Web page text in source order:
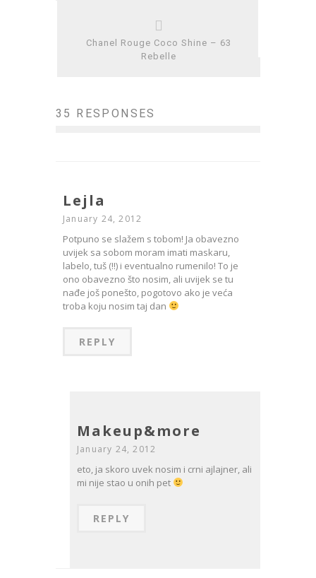
Chanel Rouge Coco Shine – 63
Rebelle
35 RESPONSES
Lejla
January 24, 2012
Potpuno se slažem s tobom! Ja obavezno
uvijek sa sobom moram imati maskaru,
labelo, tuš (!!) i eventualno rumenilo! To je
ono obavezno što nosim, ali uvijek se tu
nađe još ponešto, pogotovo ako je veća
troba koju nosim taj dan
REPLY
Makeup&more
January 24, 2012
eto, ja skoro uvek nosim i crni ajlajner, ali
mi nije stao u onih pet
REPLY